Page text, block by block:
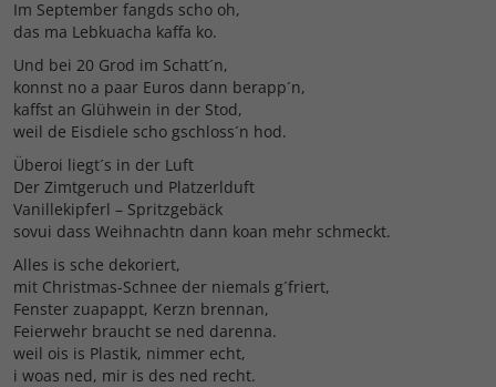
Im September fangds scho oh,
das ma Lebkuacha kaffa ko.
Und bei 20 Grod im Schatt´n,
konnst no a paar Euros dann berapp´n,
kaffst an Glühwein in der Stod,
weil de Eisdiele scho gschloss´n hod.
Überoi liegt´s in der Luft
Der Zimtgeruch und Platzerlduft
Vanillekipferl – Spritzgebäck
sovui dass Weihnachtn dann koan mehr schmeckt.
Alles is sche dekoriert,
mit Christmas-Schnee der niemals g´friert,
Fenster zuapappt, Kerzn brennan,
Feierwehr braucht se ned darenna.
weil ois is Plastik, nimmer echt,
i woas ned, mir is des ned recht.